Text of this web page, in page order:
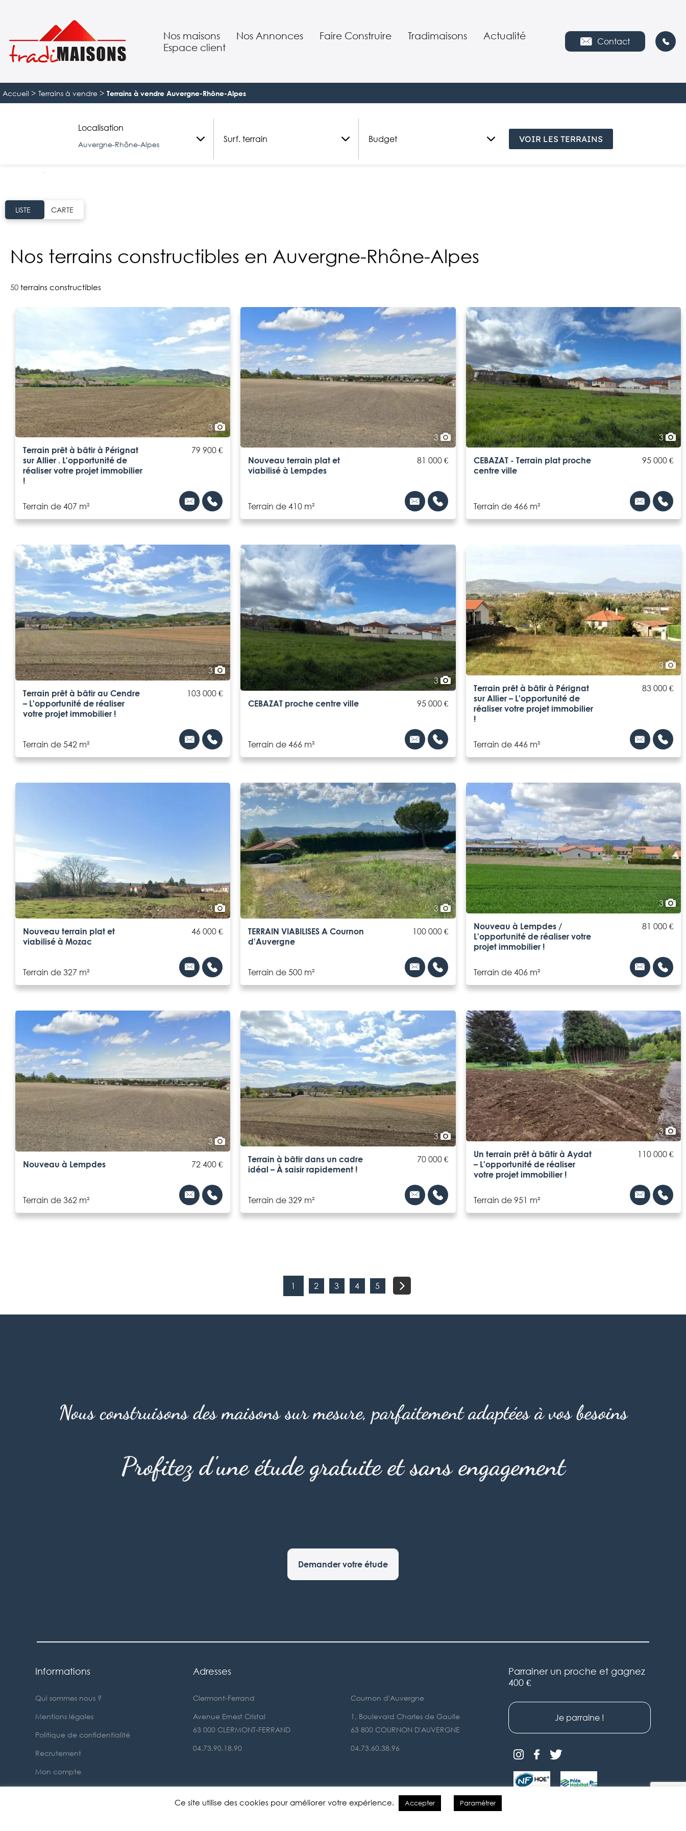
Nos maisons Nos Annonces
Nos maisons neuves
Faire Construire
Nos conseils
Votre projet en 7 étapes
Investir
Tradimaisons
Nos services
Nos garanties
Actualité
Espace client
Contact
Accueil > Terrains à vendre > Terrains à vendre Auvergne-Rhône-Alpes
Localisation
Auvergne-Rhône-Alpes Surf. terrain Budget
Budget VOIR LES TERRAINS
LISTE CARTE
Nos terrains constructibles en Auvergne-Rhône-Alpes
50 terrains constructibles
3
Terrain prêt à bâtir à Pérignat
sur Allier . L'opportunité de
réaliser votre projet immobilier
!
79 900 €
Terrain de 407 m²
3
Nouveau terrain plat et
viabilisé à Lempdes
81 000 €
Terrain de 410 m²
3
CEBAZAT - Terrain plat proche
centre ville
95 000 €
Terrain de 466 m²
3
Terrain prêt à bâtir au Cendre
– L'opportunité de réaliser
votre projet immobilier !
103 000 €
Terrain de 542 m²
3
CEBAZAT proche centre ville 95 000 €
Terrain de 466 m²
3
Terrain prêt à bâtir à Pérignat
sur Allier – L'opportunité de
réaliser votre projet immobilier
!
83 000 €
Terrain de 446 m²
3
Nouveau terrain plat et
viabilisé à Mozac
46 000 €
Terrain de 327 m²
3
TERRAIN VIABILISES A Cournon
d'Auvergne
100 000 €
Terrain de 500 m²
3
Nouveau à Lempdes /
L'opportunité de réaliser votre
projet immobilier !
81 000 €
Terrain de 406 m²
3
Nouveau à Lempdes 72 400 €
Terrain de 362 m²
3
Terrain à bâtir dans un cadre
idéal – À saisir rapidement !
70 000 €
Terrain de 329 m²
3
Un terrain prêt à bâtir à Aydat
– L'opportunité de réaliser
votre projet immobilier !
110 000 €
Terrain de 951 m²
1 2 3 4 5
Nous construisons des maisons sur mesure, parfaitement adaptées à vos besoins
Profitez d'une étude gratuite et sans engagement
Demander votre étude
Informations
Qui sommes nous ?
Mentions légales
Politique de confidentialité
Recrutement
Mon compte
Adresses
Clermont-Ferrand
Avenue Ernest Cristal
63 000 CLERMONT-FERRAND
04.73.90.18.90
Cournon d'Auvergne
1, Boulevard Charles de Gaulle
63 800 COURNON D'AUVERGNE
04.73.60.38.96
Parrainer un proche et gagnez
400 €
Je parraine !
Ce site utilise des cookies pour améliorer votre expérience. Accepter Paramétrer